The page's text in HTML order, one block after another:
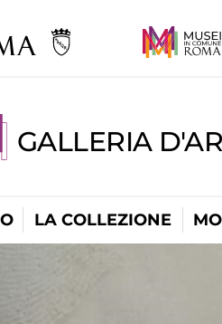
GALLERIA
LA COLLEZIONE